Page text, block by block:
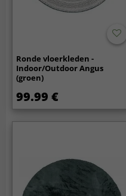
Ronde vloerkleden -
Indoor/Outdoor Angus
(groen)
99.99 €